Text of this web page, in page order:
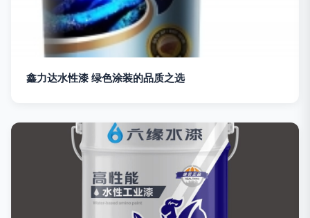
鑫力达水性漆 绿色涂装的品质之选